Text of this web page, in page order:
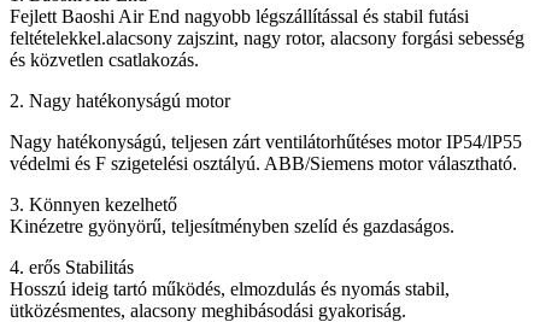
Fejlett Baoshi Air End nagyobb légszállítással és stabil futási
feltételekkel.alacsony zajszint, nagy rotor, alacsony forgási sebesség
és közvetlen csatlakozás.
2. Nagy hatékonyságú motor
Nagy hatékonyságú, teljesen zárt ventilátorhűtéses motor IP54/lP55
védelmi és F szigetelési osztályú. ABB/Siemens motor választható.
3. Könnyen kezelhető
Kinézetre gyönyörű, teljesítményben szelíd és gazdaságos.
4. erős Stabilitás
Hosszú ideig tartó működés, elmozdulás és nyomás stabil,
ütközésmentes, alacsony meghibásodási gyakoriság.